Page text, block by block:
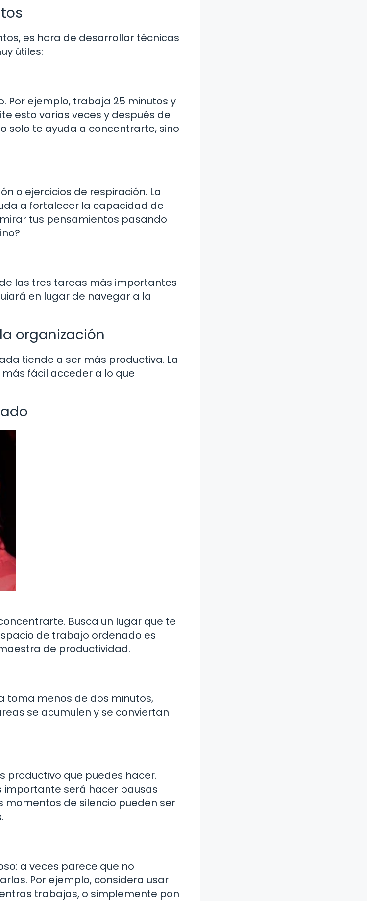
es hora de desarrollar técnicas
útiles:
Por ejemplo, trabaja 25 minutos y
esto varias veces y después de
solo te ayuda a concentrarte, sino
o ejercicios de respiración. La
a fortalecer la capacidad de
tus pensamientos pasando
las tres tareas más importantes
en lugar de navegar a la
organización
tiende a ser más productiva. La
fácil acceder a lo que
Busca un lugar que te
de trabajo ordenado es
de productividad.
toma menos de dos minutos,
se acumulen y se conviertan
productivo que puedes hacer.
será hacer pausas
momentos de silencio pueden ser
a veces parece que no
Por ejemplo, considera usar
trabajas, o simplemente pon